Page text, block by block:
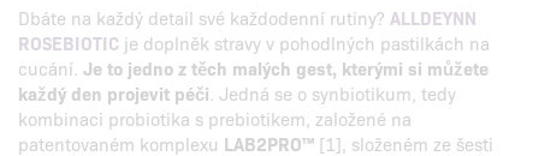
Dbáte na každý detail své každodenní rutiny? ALLDEYNN
ROSEBIOTIC je doplněk stravy v pohodlných pastilkách na
cucání. Je to jedno z těch malých gest, kterými si můžete
každý den projevit péči . Jedná se o synbiotikum, tedy
kombinaci probiotika s prebiotikem, založené na
patentovaném komplexu LAB2PRO™ [1], složeném ze šesti